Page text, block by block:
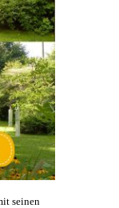
seinen